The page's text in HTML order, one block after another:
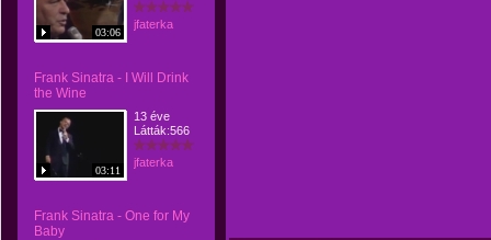
03:06
jfaterka
Frank Sinatra - I Will Drink
the Wine
03:11
13 éve
Látták:566
jfaterka
Frank Sinatra - One for My
Baby